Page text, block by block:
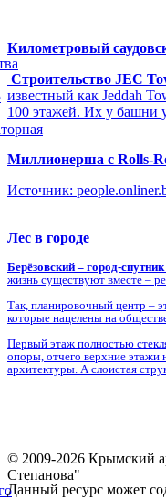
Километровый
Строительство JEC
известный как Jeddah
100 этажей. Их у башни
Миллионерша с Rolls-
Источник:
Лес в городе
Берёзовский – город-
жизнь существуют вместе –
Так, планировочный центр –
которые нацелены на
Первый этаж полностью
опоры, отчего верхние этажи
архитектуры. А слоистая
© 2009-2026 Крымский
Степанова"
Данный ресурс может